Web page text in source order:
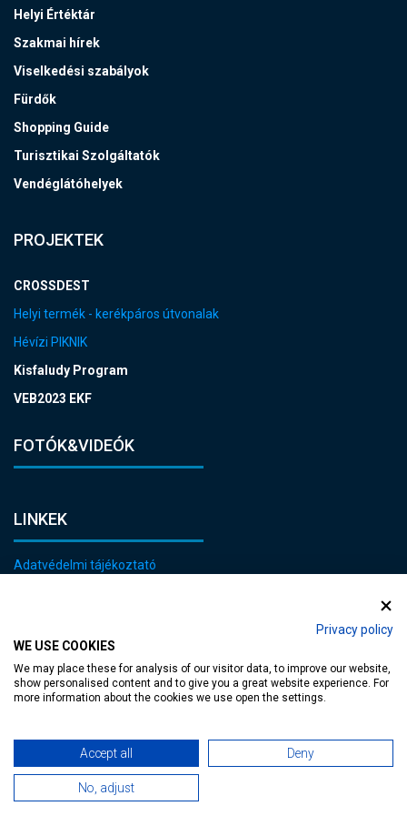
Privacy policy
WE USE COOKIES
We may place these for analysis of our visitor data, to improve our website,
show personalised content and to give you a great website experience. For
more information about the cookies we use open the settings.
Accept all Deny
No, adjust
Helyi Értéktár
Szakmai hírek
Viselkedési szabályok
Fürdők
Shopping Guide
Turisztikai Szolgáltatók
Vendéglátóhelyek
PROJEKTEK
CROSSDEST
Helyi termék - kerékpáros útvonalak
Hévízi PIKNIK
Kisfaludy Program
VEB2023 EKF
FOTÓK&VIDEÓK
LINKEK
Adatvédelmi tájékoztató
Általános Szerződési Feltételek
KAPCSOLAT
E-mail:
heviz@tourinform.hu